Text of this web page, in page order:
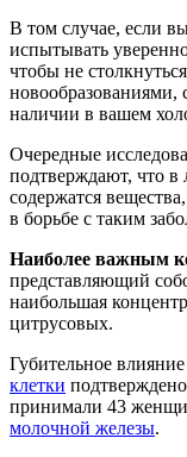
В том случае, если
испытывать
чтобы не
новообразованиями,
наличии в вашем
Очередные
подтверждают, что
содержатся
в борьбе с таким
Наиболее важным
представляющий
наибольшая
цитрусовых.
Губительное
клетки
принимали 43
молочной железы.